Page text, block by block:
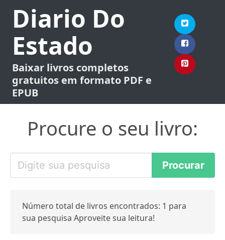
Diario Do
Estado
Baixar livros completos
gratuitos em formato PDF e
EPUB
Procure o seu livro:
Número total de livros encontrados: 1 para
sua pesquisa Aproveite sua leitura!